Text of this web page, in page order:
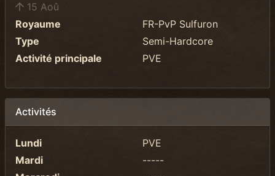
15 Aoû
Royaume
FR-PvP Sulfuron
Type
Semi-Hardcore
Activité principale
PVE
Activités
Lundi
PVE
Mardi
-----